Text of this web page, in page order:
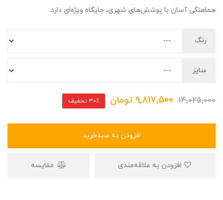
هماهنگی آسان با پوشش‌های شهری، جایگاه ویژه‌ای دارد.
رنگ
سایز
14,025,000
9,817,500 تومان 30٪ تخفیف
افزودن به سبدخرید
مقایسه